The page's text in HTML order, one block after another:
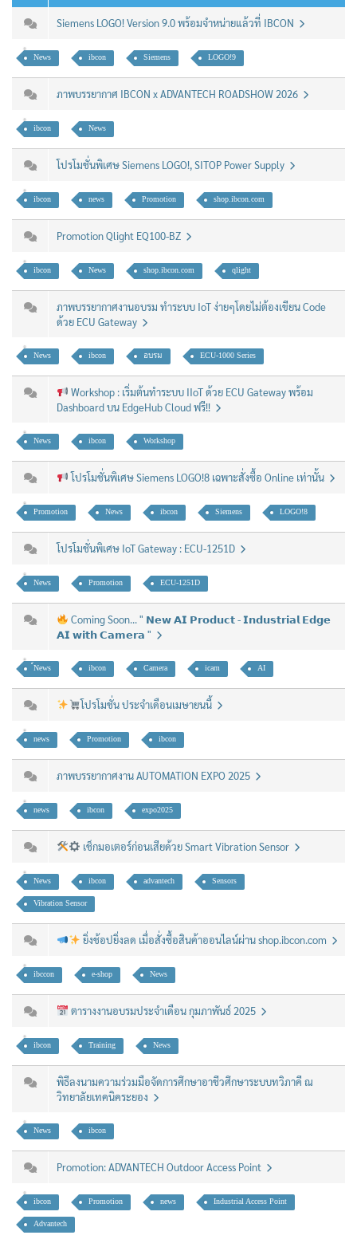
Siemens LOGO! Version 9.0 พร้อมจำหน่ายแล้วที่ IBCON
News ibcon Siemens LOGO!9
ภาพบรรยากาศ IBCON x ADVANTECH ROADSHOW 2026
ibcon News
โปรโมชั่นพิเศษ Siemens LOGO!, SITOP Power Supply
ibcon news Promotion shop.ibcon.com
Promotion Qlight EQ100-BZ
ibcon News shop.ibcon.com qlight
ภาพบรรยากาศงานอบรม ทำระบบ IoT ง่ายๆโดยไม่ต้องเขียน Code
ด้วย ECU Gateway
News ibcon อบรม ECU-1000 Series
Workshop : เริ่มต้นทำระบบ IIoT ด้วย ECU Gateway พร้อม
Dashboard บน EdgeHub Cloud ฟรี!!
News ibcon Workshop
โปรโมชั่นพิเศษ Siemens LOGO!8 เฉพาะสั่งซื้อ Online เท่านั้น
Promotion News ibcon Siemens LOGO!8
โปรโมชั่นพิเศษ IoT Gateway : ECU-1251D
News Promotion ECU-1251D
Coming Soon... " 𝗡𝗲𝘄 𝗔𝗜 𝗣𝗿𝗼𝗱𝘂𝗰𝘁 - 𝗜𝗻𝗱𝘂𝘀𝘁𝗿𝗶𝗮𝗹 𝗘𝗱𝗴𝗲
𝗔𝗜 𝘄𝗶𝘁𝗵 𝗖𝗮𝗺𝗲𝗿𝗮 "
์News ibcon Camera icam AI
โปรโมชั่น ประจำเดือนเมษายนนี้
news Promotion ibcon
ภาพบรรยากาศงาน AUTOMATION EXPO 2025
news ibcon expo2025
เช็กมอเตอร์ก่อนเสียด้วย Smart Vibration Sensor
News ibcon advantech Sensors
Vibration Sensor
ยิ่งช้อปยิ่งลด เมื่อสั่งซื้อสินค้าออนไลน์ผ่าน shop.ibcon.com
ibccon e-shop News
ตารางงานอบรมประจำเดือน กุมภาพันธ์ 2025
ibcon Training News
พิธีลงนามความร่วมมือจัดการศึกษาอาชีวศึกษาระบบทวิภาคี ณ
วิทยาลัยเทคนิคระยอง
News ibcon
Promotion: ADVANTECH Outdoor Access Point
ibcon Promotion news Industrial Access Point
Advantech